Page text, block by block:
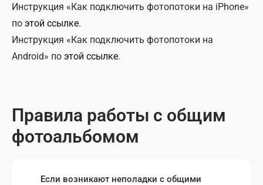
Инструкция «Как подключить фотопотоки на iPhone»
по этой ссылке.
Инструкция «Как подключить фотопотоки на
Android» по этой ссылке.
Правила работы с общим
фотоальбомом
Если возникают неполадки с общими